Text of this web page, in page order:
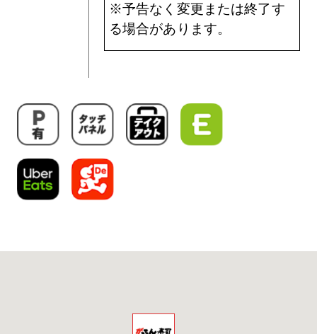
※予告なく変更または終了す
る場合があります。